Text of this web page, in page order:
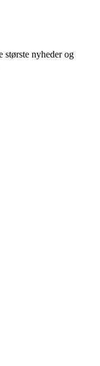
største nyheder og